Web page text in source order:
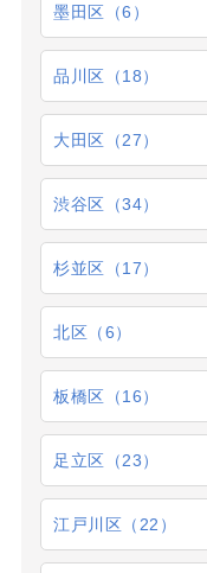
墨田区（6）
品川区（18）
大田区（27）
渋谷区（34）
杉並区（17）
北区（6）
板橋区（16）
足立区（23）
江戸川区（22）